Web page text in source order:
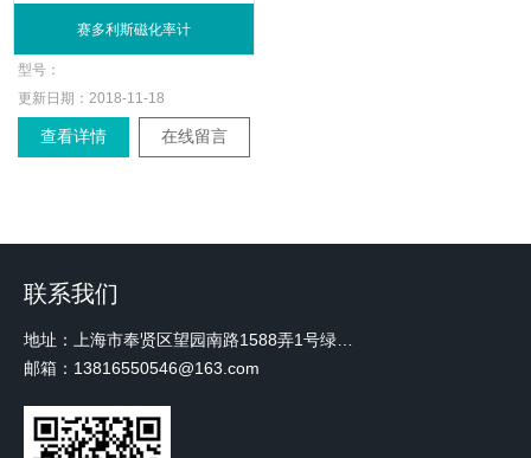
赛多利斯磁化率计
型号：
更新日期： 2018-11-18
查看详情 在线留言
联系我们
邮箱：13816550546@163.com